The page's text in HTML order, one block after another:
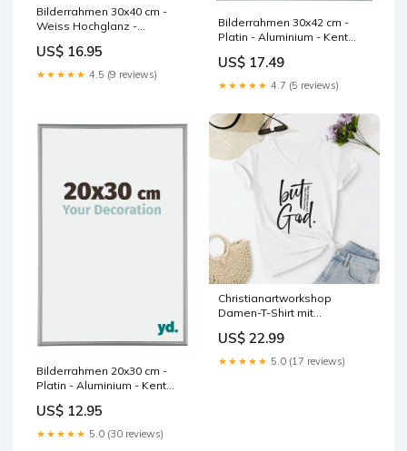
Bilderrahmen 30x40 cm -
Weiss Hochglanz -
Fototapte
US$ 16.95
★★★★★ 4.5 (9 reviews)
Bilderrahmen 30x42 cm -
Platin - Aluminium - Kent
US$ 17.49
★★★★★ 4.7 (5 reviews)
Bilderrahmen 20x30 cm -
Platin - Aluminium - Kent
US$ 12.95
★★★★★ 5.0 (30 reviews)
Christianartworkshop
Damen-T-Shirt mit
aber Gott“ und V-Ausschnitt
Farbe:Weiß
US$ 22.99
★★★★★ 5.0 (17 reviews)